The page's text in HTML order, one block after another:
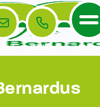
Bellen Menu